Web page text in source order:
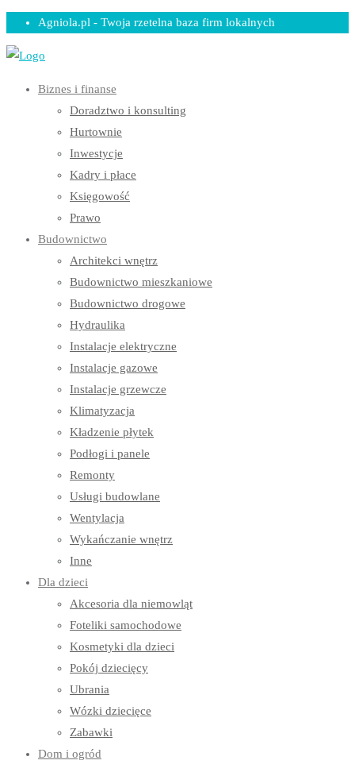
Skip
to
content
Agniola.pl - Twoja rzetelna baza firm lokalnych
Biznes i finanse
Doradztwo i konsulting
Hurtownie
Inwestycje
Kadry i płace
Księgowość
Prawo
Budownictwo
Architekci wnętrz
Budownictwo mieszkaniowe
Budownictwo drogowe
Hydraulika
Instalacje elektryczne
Instalacje gazowe
Instalacje grzewcze
Klimatyzacja
Kładzenie płytek
Podłogi i panele
Remonty
Usługi budowlane
Wentylacja
Wykańczanie wnętrz
Inne
Dla dzieci
Akcesoria dla niemowląt
Foteliki samochodowe
Kosmetyki dla dzieci
Pokój dziecięcy
Ubrania
Wózki dziecięce
Zabawki
Dom i ogród